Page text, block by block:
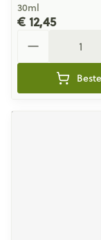
30ml
€ 12,45